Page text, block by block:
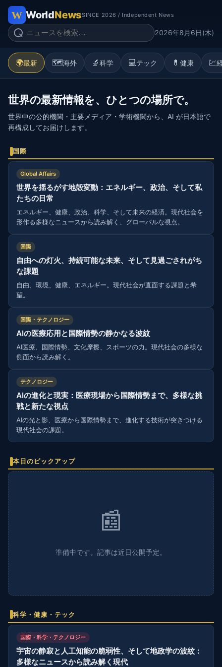
WorldNewsSINCE 2026 / Independent News
2026年8月6日(木)
🌍最新 🗺️海外 🔬 科学 💻テック 💊 健康 💹
世界の最新情報を、ひとつの場所で。
世界中の公的機関・主要メディア・学術機関から、AI が日本語で
再構成してお届けします。
国際
Global Affairs
世界を揺るがす地殻変動：エネルギー、政治、そして私
たちの日常
エネルギー、健康、政治、科学、そして未来の経済。現代社会を
形作る多様なニュースから読み解く、グローバルな視点。
国際
自由への灯火、持続可能な未来、そして見過ごされがち
な課題
自由、環境、健康、エネルギー。現代社会が直面する課題と希
望。
国際・テクノロジー
AIの医療応用と国際情勢の静かなる波紋
AI医療、国際情勢、文化摩擦、スポーツの力。現代社会の多様な
側面から読み解く。
テクノロジー
AIの進化と現実：医療現場から国際情勢まで、多様な挑
戦と新たな視点
AIの光と影、医療から国際情勢まで、進化する技術が突きつける
現代社会の課題。
本日のピックアップ
📰
準備中です。記事は近日公開予定。
科学・健康・テック
国際・科学・テクノロジー
宇宙の静寂と人工知能の脆弱性、そして地政学の波紋：
多様なニュースから読み解く現代